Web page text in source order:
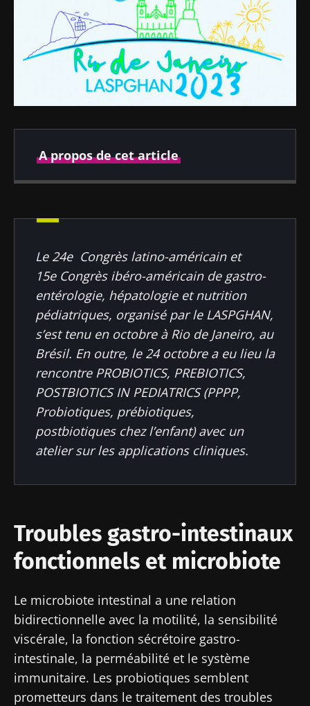
A propos de cet article
07 février 2024
23 juillet 2024
Le 24e Congrès latino-américain et
15e Congrès ibéro-américain de gastro-
entérologie, hépatologie et nutrition
pédiatriques, organisé par le LASPGHAN,
s’est tenu en octobre à Rio de Janeiro, au
Brésil. En outre, le 24 octobre a eu lieu la
rencontre PROBIOTICS, PREBIOTICS,
POSTBIOTICS IN PEDIATRICS (PPPP,
Probiotiques, prébiotiques,
postbiotiques chez l’enfant) avec un
atelier sur les applications cliniques.
Troubles gastro-intestinaux
fonctionnels et microbiote
Le microbiote intestinal a une relation
bidirectionnelle avec la motilité, la sensibilité
viscérale, la fonction sécrétoire gastro-
intestinale, la perméabilité et le système
immunitaire. Les probiotiques semblent
prometteurs dans le traitement des troubles